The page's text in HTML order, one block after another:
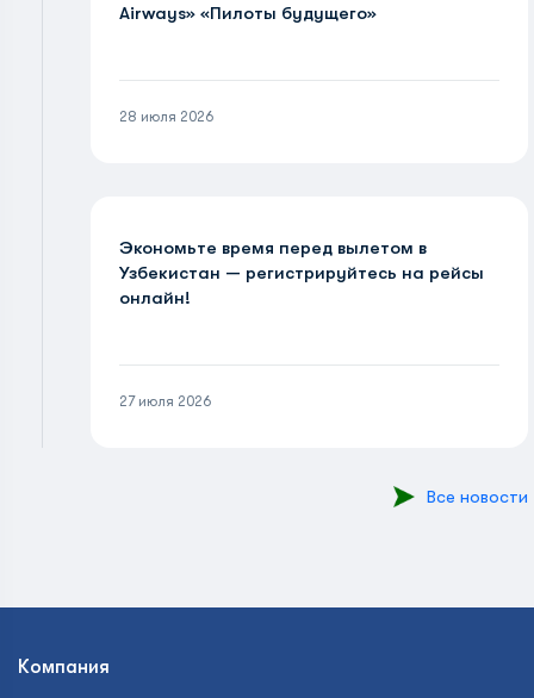
Airways» «Пилоты будущего»
28 июля 2026
Экономьте время перед вылетом в
Узбекистан — регистрируйтесь на рейсы
онлайн!
27 июля 2026
Все новости
Компания